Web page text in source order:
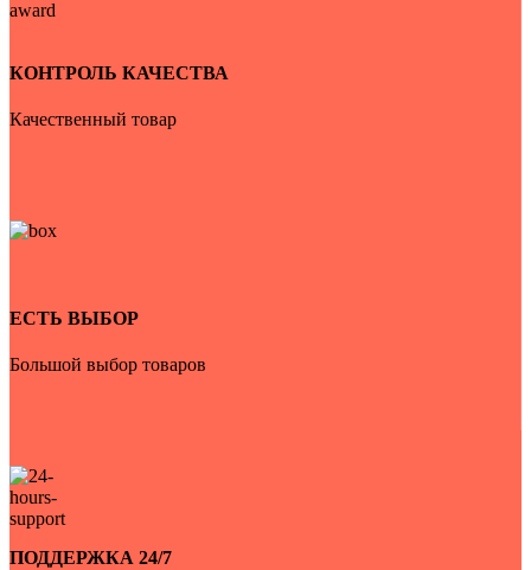
КОНТРОЛЬ КАЧЕСТВА
Качественный товар
ЕСТЬ ВЫБОР
Большой выбор товаров
ПОДДЕРЖКА 24/7